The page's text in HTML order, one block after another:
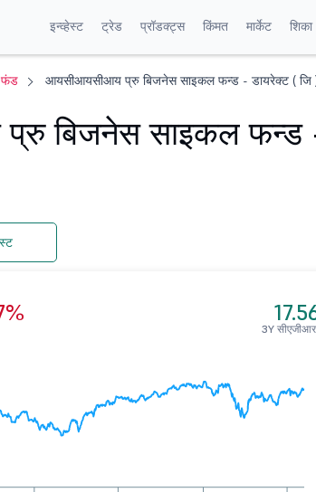
इन्व्हेस्ट ट्रेड प्रॉडक्ट्स किंमत मार्केट शिका
फंड आयसीआयसीआय प्रु बिजनेस साइकल फन्ड - डायरेक्ट ( जि
बिजनेस साइकल फन्ड -
3Y सीएजीआर